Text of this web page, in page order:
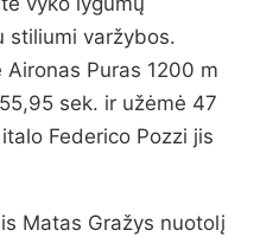
stiliumi varžybos.
Puras 1200 m
sek. ir užėmė 47
Federico Pozzi jis
Matas Gražys nuotolį